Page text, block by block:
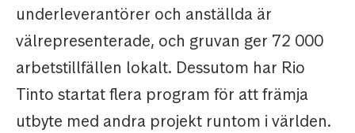
underleverantörer och anställda är
välrepresenterade, och gruvan ger 72 000
arbetstillfällen lokalt. Dessutom har Rio
Tinto startat flera program för att främja
utbyte med andra projekt runtom i världen.